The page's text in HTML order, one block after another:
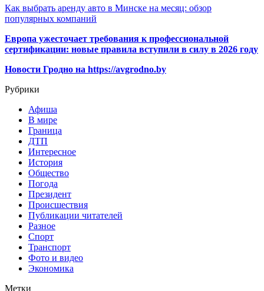
Как выбрать аренду авто в Минске на месяц: обзор
популярных компаний
Европа ужесточает требования к профессиональной
сертификации: новые правила вступили в силу в 2026 году
Новости Гродно на https://avgrodno.by
Рубрики
Афиша
В мире
Граница
ДТП
Интересное
История
Общество
Погода
Президент
Происшествия
Публикации читателей
Разное
Спорт
Транспорт
Фото и видео
Экономика
Метки